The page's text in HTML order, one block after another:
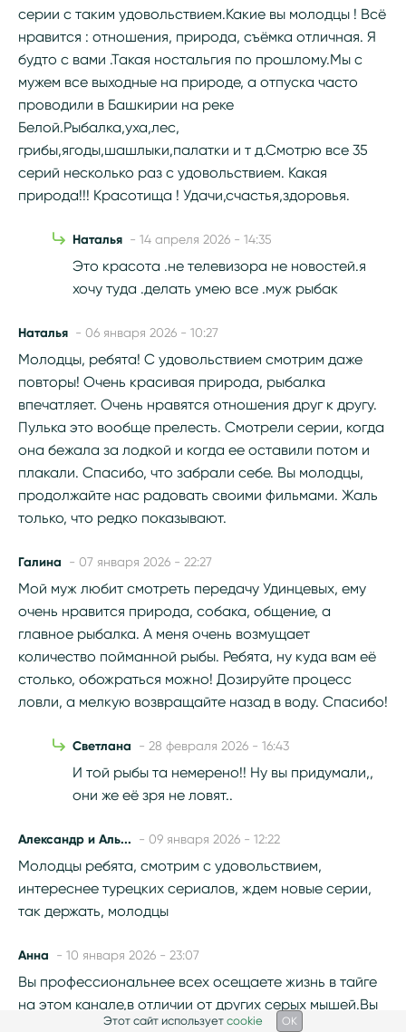
серии с таким удовольствием.Какие вы молодцы ! Всё
нравится : отношения, природа, съёмка отличная. Я
будто с вами .Такая ностальгия по прошлому.Мы с
мужем все выходные на природе, а отпуска часто
проводили в Башкирии на реке
Белой.Рыбалка,уха,лес,
грибы,ягоды,шашлыки,палатки и т д.Смотрю все 35
серий несколько раз с удовольствием. Какая
природа!!! Красотища ! Удачи,счастья,здоровья.
Наталья - 14 апреля 2026 - 14:35
Это красота .не телевизора не новостей.я
хочу туда .делать умею все .муж рыбак
Наталья - 06 января 2026 - 10:27
Молодцы, ребята! С удовольствием смотрим даже
повторы! Очень красивая природа, рыбалка
впечатляет. Очень нравятся отношения друг к другу.
Пулька это вообще прелесть. Смотрели серии, когда
она бежала за лодкой и когда ее оставили потом и
плакали. Спасибо, что забрали себе. Вы молодцы,
продолжайте нас радовать своими фильмами. Жаль
только, что редко показывают.
Галина - 07 января 2026 - 22:27
Мой муж любит смотреть передачу Удинцевых, ему
очень нравится природа, собака, общение, а
главное рыбалка. А меня очень возмущает
количество пойманной рыбы. Ребята, ну куда вам её
столько, обожраться можно! Дозируйте процесс
ловли, а мелкую возвращайте назад в воду. Спасибо!
Светлана - 28 февраля 2026 - 16:43
И той рыбы та немерено!! Ну вы придумали,,
они же её зря не ловят..
Александр и Аль... - 09 января 2026 - 12:22
Молодцы ребята, смотрим с удовольствием,
интереснее турецких сериалов, ждем новые серии,
так держать, молодцы
Анна - 10 января 2026 - 23:07
Вы профессиональнее всех осещаете жизнь в тайге
на этом канале,в отличии от других серых мышей.Вы
дополнение друг друга.
Этот сайт использует cookie OK